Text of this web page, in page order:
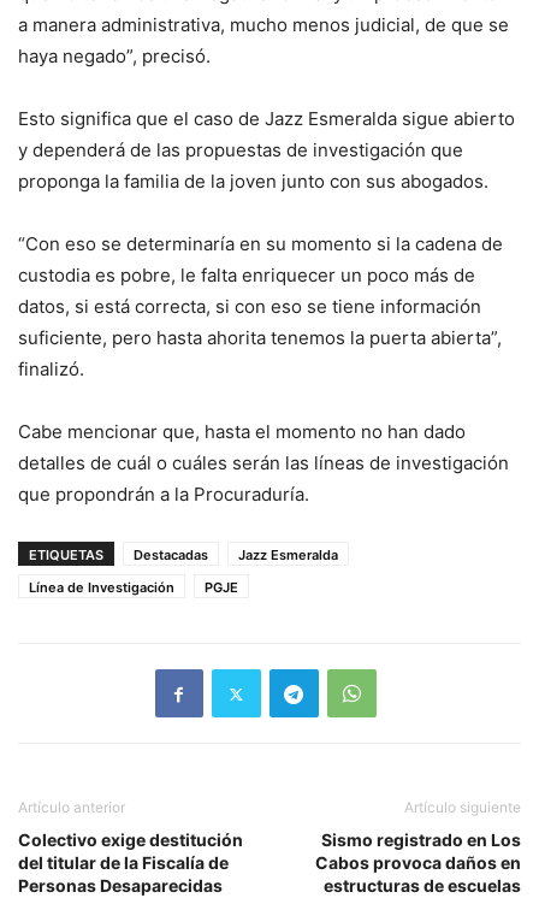
a manera administrativa, mucho menos judicial, de que se
haya negado”, precisó.
Esto significa que el caso de Jazz Esmeralda sigue abierto
y dependerá de las propuestas de investigación que
proponga la familia de la joven junto con sus abogados.
“Con eso se determinaría en su momento si la cadena de
custodia es pobre, le falta enriquecer un poco más de
datos, si está correcta, si con eso se tiene información
suficiente, pero hasta ahorita tenemos la puerta abierta”,
finalizó.
Cabe mencionar que, hasta el momento no han dado
detalles de cuál o cuáles serán las líneas de investigación
que propondrán a la Procuraduría.
ETIQUETAS Destacadas
Jazz Esmeralda
Línea de Investigación
PGJE
Artículo anterior
Colectivo exige destitución
del titular de la Fiscalía de
Personas Desaparecidas
Artículo siguiente
Sismo registrado en Los
Cabos provoca daños en
estructuras de escuelas